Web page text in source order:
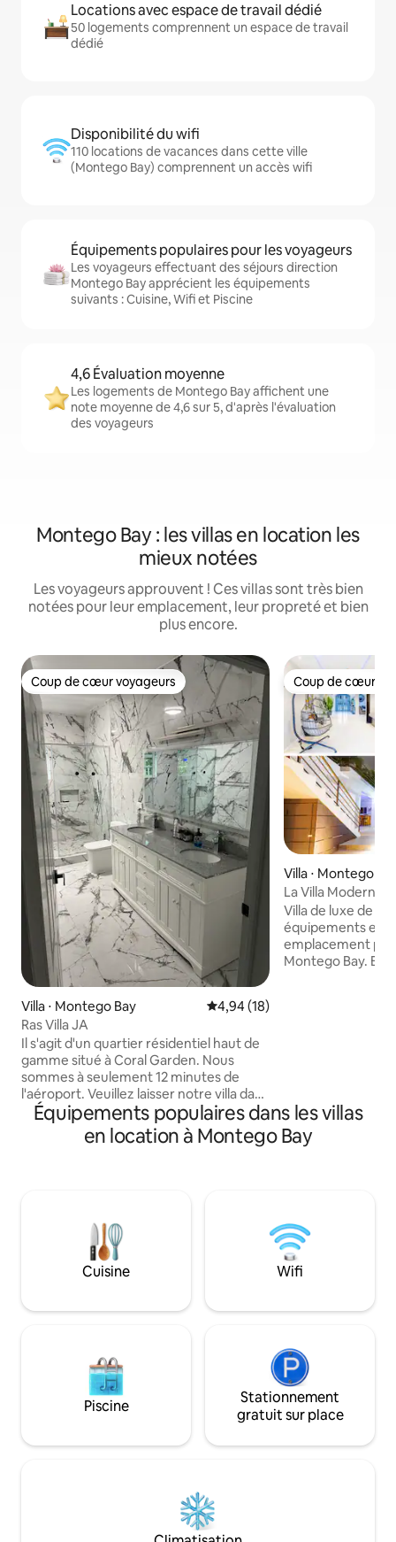
Locations avec espace de travail dédié
50 logements comprennent un espace de travail
dédié
Disponibilité du wifi
110 locations de vacances dans cette ville
(Montego Bay) comprennent un accès wifi
Équipements populaires pour les voyageurs
Les voyageurs effectuant des séjours direction
Montego Bay apprécient les équipements
suivants : Cuisine, Wifi et Piscine
4,6 Évaluation moyenne
Les logements de Montego Bay affichent une
note moyenne de 4,6 sur 5, d'après l'évaluation
des voyageurs
Montego Bay : les villas en location les
mieux notées
Les voyageurs approuvent ! Ces villas sont très bien
notées pour leur emplacement, leur propreté et bien
plus encore.
Coup de cœur voyageurs
Coup de cœur voyageurs
Villa ⋅ Montego Bay Évaluation moyenne sur la
4,94 (18)
Ras Villa JA
Il s'agit d'un quartier résidentiel haut de
gamme situé à Coral Garden. Nous
sommes à seulement 12 minutes de
l'aéroport. Veuillez laisser notre villa dans
le même état que celui dans lequel vous
l'avez reçue. 🥂Lorsque vous réservez
pour 5 jours ou plus, vous recevrez un
assiette, tasses,couteau, fourchettes et
cuillère (Lave-linge et sèche-linge à 15 $
par chargement Un service de transport
est disponible de l'aéroport à notre villa à
Interdiction de fumée 🚭 à l'intérieur
Coup de cœur
Coup de cœur
Villa ⋅ Montego
La Villa Moderne
Villa de luxe de 6
équipements
emplacement
Montego Bay. Bienvenue dans votre
télévision
et de dressings.
également de
Équipements populaires dans les villas
en location à Montego Bay
Cuisine Wifi
Piscine
Stationnement
gratuit sur place